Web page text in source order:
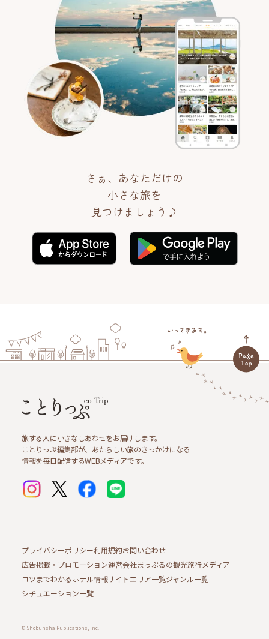
さぁ、あなただけの
小さな旅を
見つけましょう♪
旅する人に小さなしあわせをお届けします。
ことりっぷ編集部が、あたらしい旅のきっかけになる
情報を毎日配信するWEBメディアです。
プライバシーポリシー利用規約お問い合わせ
広告掲載・プロモーション運営会社まっぷるの観光旅行メディア
コツまでわかるホテル情報サイトエリア一覧ジャンル一覧
シチュエーション一覧
© Shobunsha Publications, Inc.